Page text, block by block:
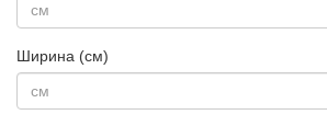
Ширина (см)